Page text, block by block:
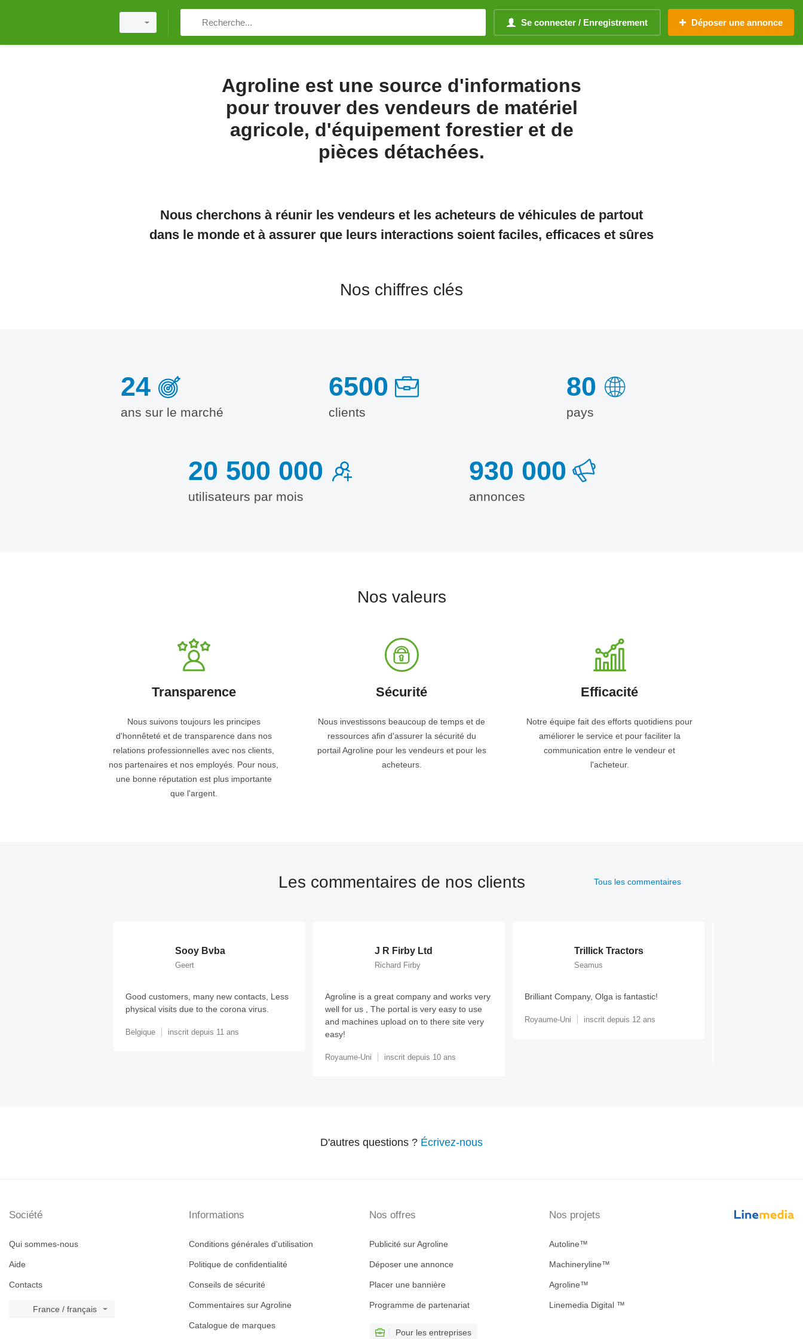
Se connecter / Enregistrement Déposer une annonce
Agroline est une source d'informations
pour trouver des vendeurs de matériel
agricole, d'équipement forestier et de
pièces détachées.
Nous cherchons à réunir les vendeurs et les acheteurs de véhicules de partout
dans le monde et à assurer que leurs interactions soient faciles, efficaces et sûres
Nos chiffres clés
24
ans sur le marché
6500
clients
80
pays
20 500 000
utilisateurs par mois
930 000
annonces
Nos valeurs
Transparence
Nous suivons toujours les principes
d'honnêteté et de transparence dans nos
relations professionnelles avec nos clients,
nos partenaires et nos employés. Pour nous,
une bonne réputation est plus importante
que l'argent.
Sécurité
Nous investissons beaucoup de temps et de
ressources afin d'assurer la sécurité du
portail Agroline pour les vendeurs et pour les
acheteurs.
Efficacité
Notre équipe fait des efforts quotidiens pour
améliorer le service et pour faciliter la
communication entre le vendeur et
l'acheteur.
Les commentaires de nos clients Tous les commentaires
Sooy Bvba
Geert
Good customers, many new contacts, Less
physical visits due to the corona virus.
Belgique inscrit depuis 11 ans
J R Firby Ltd
Richard Firby
Agroline is a great company and works very
well for us , The portal is very easy to use
and machines upload on to there site very
easy!
Royaume-Uni inscrit depuis 10 ans
Trillick Tractors
Seamus
Brilliant Company, Olga is fantastic!
Royaume-Uni inscrit depuis 12 ans
D'autres questions ? Écrivez-nous
Société
Qui sommes-nous
Aide
Contacts
France / français
Informations
Conditions générales d'utilisation
Politique de confidentialité
Conseils de sécurité
Commentaires sur Agroline
Catalogue de marques
Nos offres
Publicité sur Agroline
Déposer une annonce
Placer une bannière
Programme de partenariat
Pour les entreprises
Nos projets
Autoline™
Machineryline™
Agroline™
Linemedia Digital ™